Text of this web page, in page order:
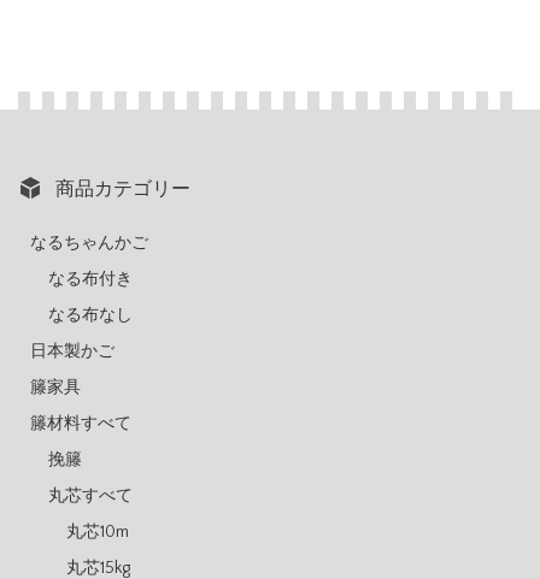
商品カテゴリー
なるちゃんかご
なる布付き
なる布なし
日本製かご
籐家具
籐材料すべて
挽籐
丸芯すべて
丸芯10m
丸芯15kg